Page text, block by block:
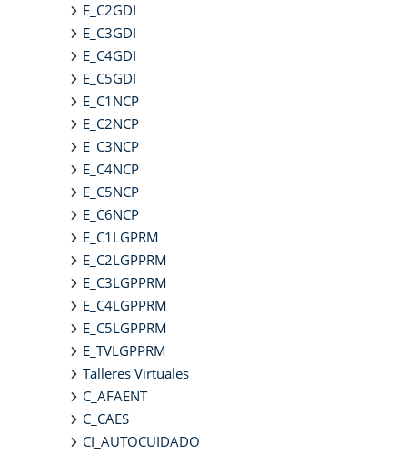
E_C2GDI
E_C3GDI
E_C4GDI
E_C5GDI
E_C1NCP
E_C2NCP
E_C3NCP
E_C4NCP
E_C5NCP
E_C6NCP
E_C1LGPRM
E_C2LGPPRM
E_C3LGPPRM
E_C4LGPPRM
E_C5LGPPRM
E_TVLGPPRM
Talleres Virtuales
C_AFAENT
C_CAES
CI_AUTOCUIDADO